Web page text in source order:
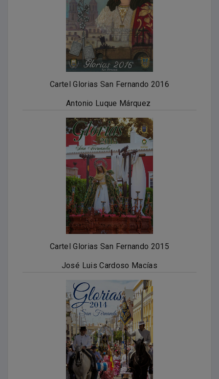
Cartel Glorias San Fernando 2016
Antonio Luque Márquez
Cartel Glorias San Fernando 2015
José Luis Cardoso Macías